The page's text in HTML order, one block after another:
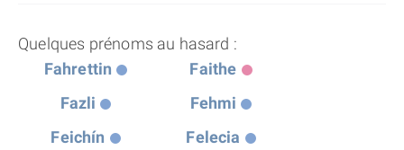
Quelques prénoms au hasard :
Fahrettin
Faithe
Fazli
Fehmi
Feichín
Felecia